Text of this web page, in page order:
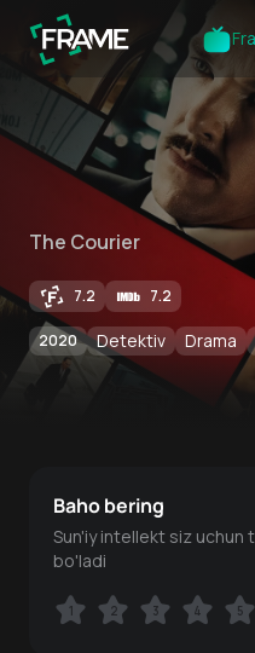
The Courier
7.2 7.2
2020 Detektiv Drama
Baho bering
Sun'iy intellekt siz uchun
bo'ladi
1 2 3 4 5
1 2 3 4 5